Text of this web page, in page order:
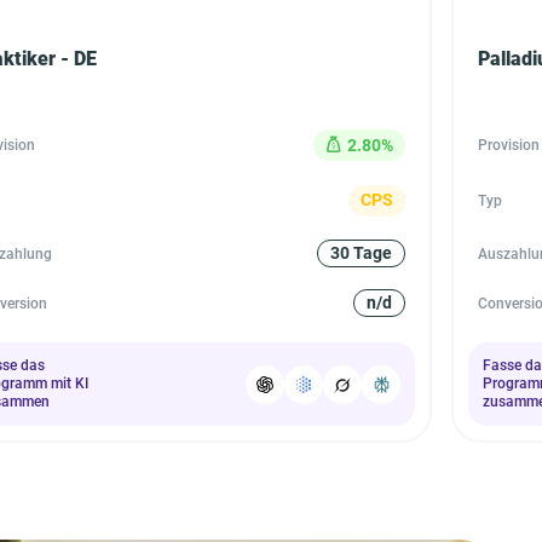
- DE
2.80%
CPS
30 Tage
n/d
das
mit KI
Provision
Typ
Fasse